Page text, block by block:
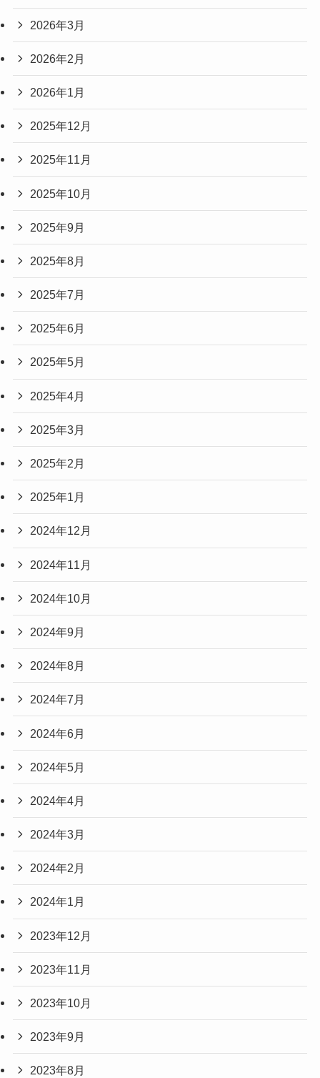
2026年3月
2026年2月
2026年1月
2025年12月
2025年11月
2025年10月
2025年9月
2025年8月
2025年7月
2025年6月
2025年5月
2025年4月
2025年3月
2025年2月
2025年1月
2024年12月
2024年11月
2024年10月
2024年9月
2024年8月
2024年7月
2024年6月
2024年5月
2024年4月
2024年3月
2024年2月
2024年1月
2023年12月
2023年11月
2023年10月
2023年9月
2023年8月